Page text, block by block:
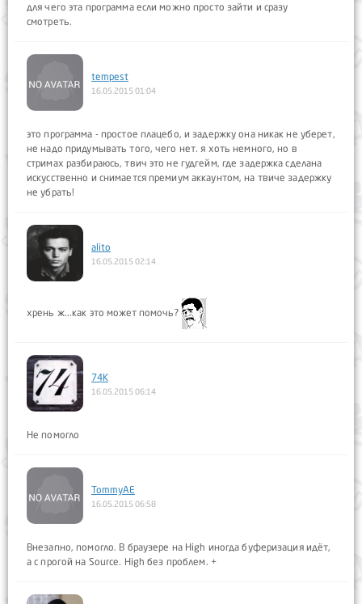
для чего эта программа если можно просто зайти и сразу
смотреть.
tempest
16.05.2015 01:04
это программа - простое плацебо, и задержку она никак не уберет,
не надо придумывать того, чего нет. я хоть немного, но в
стримах разбираюсь, твич это не гудгейм, где задержка сделана
искусственно и снимается премиум аккаунтом, на твиче задержку
не убрать!
alito
16.05.2015 02:14
хрень ж...как это может помочь?
74K
16.05.2015 06:14
Не помогло
TommyAE
16.05.2015 06:58
Внезапно, помогло. В браузере на High иногда буферизация идёт,
а с прогой на Source. High без проблем. +